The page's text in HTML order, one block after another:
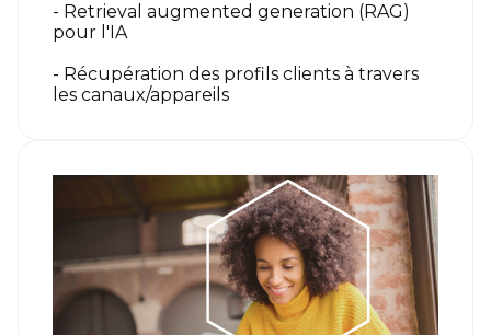
- Retrieval augmented generation (RAG)
pour l'IA
- Récupération des profils clients à travers
les canaux/appareils